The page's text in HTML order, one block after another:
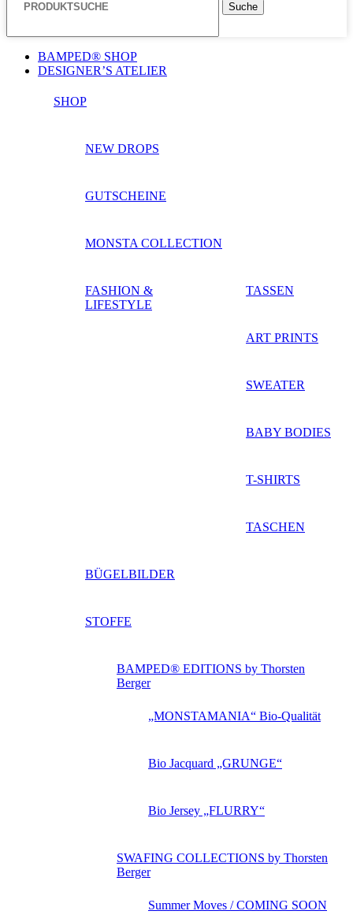
Suche
BAMPED® SHOP
DESIGNER’S ATELIER
SHOP
NEW DROPS
GUTSCHEINE
MONSTA COLLECTION
FASHION &
LIFESTYLE
TASSEN
ART PRINTS
SWEATER
BABY BODIES
T-SHIRTS
TASCHEN
BÜGELBILDER
STOFFE
BAMPED® EDITIONS by Thorsten
Berger
„MONSTAMANIA“ Bio-Qualität
Bio Jacquard „GRUNGE“
Bio Jersey „FLURRY“
SWAFING COLLECTIONS by Thorsten
Berger
Summer Moves / COMING SOON